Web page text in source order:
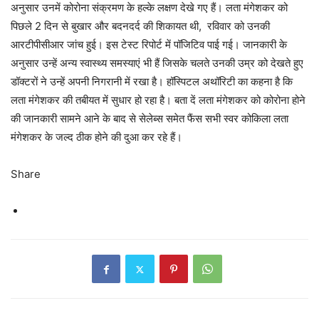
अनुसार उनमें कोरोना संक्रमण के हल्‍के लक्षण देखे गए हैं। लता मंगेशकर को
पिछले 2 दिन से बुखार और बदनदर्द की शिकायत थी, रविवार को उनकी
आरटीपीसीआर जांच हुई। इस टेस्ट रिपोर्ट में पॉजिटिव पाई गई। जानकारी के
अनुसार उन्हें अन्य स्‍वास्‍थ्‍य समस्‍याएं भी हैं जिसके चलते उनकी उम्र को देखते हुए
डॉक्टरों ने उन्हें अपनी निगरानी में रखा है। हॉस्पिटल अथॉरिटी का कहना है कि
लता मंगेशकर की तबीयत में सुधार हो रहा है। बता दें लता मंगेशकर को कोरोना होने
की जानकारी सामने आने के बाद से सेलेब्स समेत फैंस सभी स्वर कोकिला लता
मंगेशकर के जल्द ठीक होने की दुआ कर रहे हैं।
Share